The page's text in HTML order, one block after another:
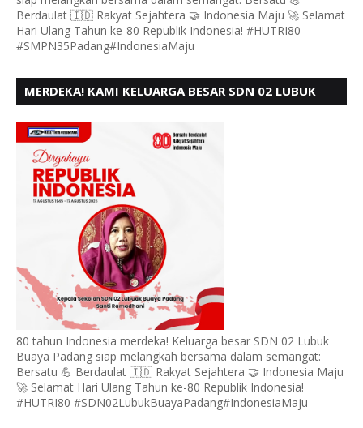
Berdaulat 🇮🇩 Rakyat Sejahtera 🤝 Indonesia Maju 🚀 Selamat
Hari Ulang Tahun ke-80 Republik Indonesia! #HUTRI80
#SMPN35Padang#IndonesiaMaju
MERDEKA! KAMI KELUARGA BESAR SDN 02 LUBUK
HUT RI KE - 80,
80 tahun Indonesia merdeka! Keluarga besar SDN 02 Lubuk
Buaya Padang siap melangkah bersama dalam semangat:
Bersatu 💪 Berdaulat 🇮🇩 Rakyat Sejahtera 🤝 Indonesia Maju
🚀 Selamat Hari Ulang Tahun ke-80 Republik Indonesia!
#HUTRI80 #SDN02LubukBuayaPadang#IndonesiaMaju